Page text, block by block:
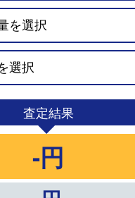
査定結果
-円